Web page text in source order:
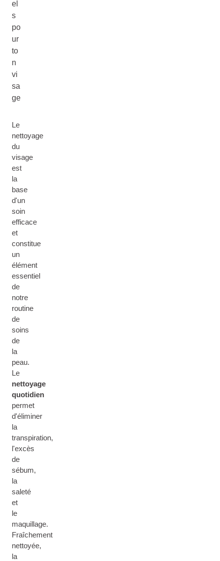
el
s
po
ur
to
n
vi
sa
ge
Le
nettoyage
du
visage
est
la
base
d'un
soin
efficace
et
constitue
un
élément
essentiel
de
notre
routine
de
soins
de
la
peau.
Le
nettoyage
quotidien
permet
d'éliminer
la
transpiration,
l'excès
de
sébum,
la
saleté
et
le
maquillage.
Fraîchement
nettoyée,
la